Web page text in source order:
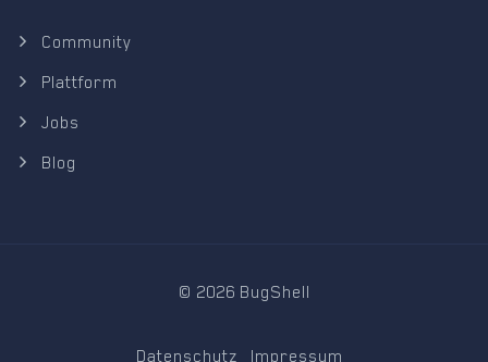
Community
Plattform
Jobs
Blog
© 2026 BugShell
Datenschutz Impressum